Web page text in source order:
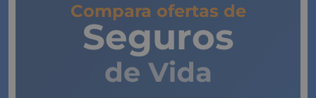
Compara ofertas de
Seguros
de Vida